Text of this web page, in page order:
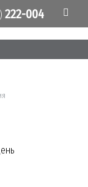
222-004